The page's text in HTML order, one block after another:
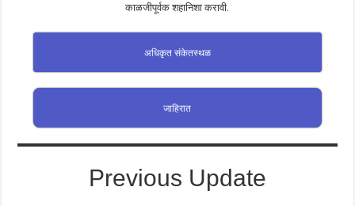
काळजीपूर्वक शहानिशा करावी.
अधिकृत संकेतस्थळ
जाहिरात
Previous Update